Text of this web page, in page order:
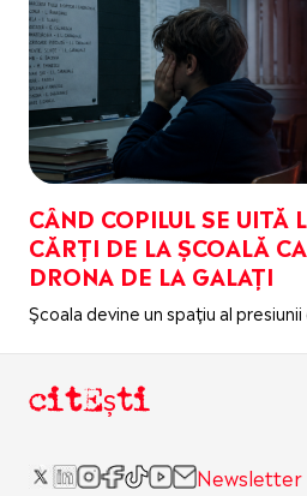
CÂND COPILUL SE UITĂ
CĂRȚI DE LA ȘCOALĂ
DRONA DE LA GALAȚI
Școala devine un spațiu al
citEști
Newsletter